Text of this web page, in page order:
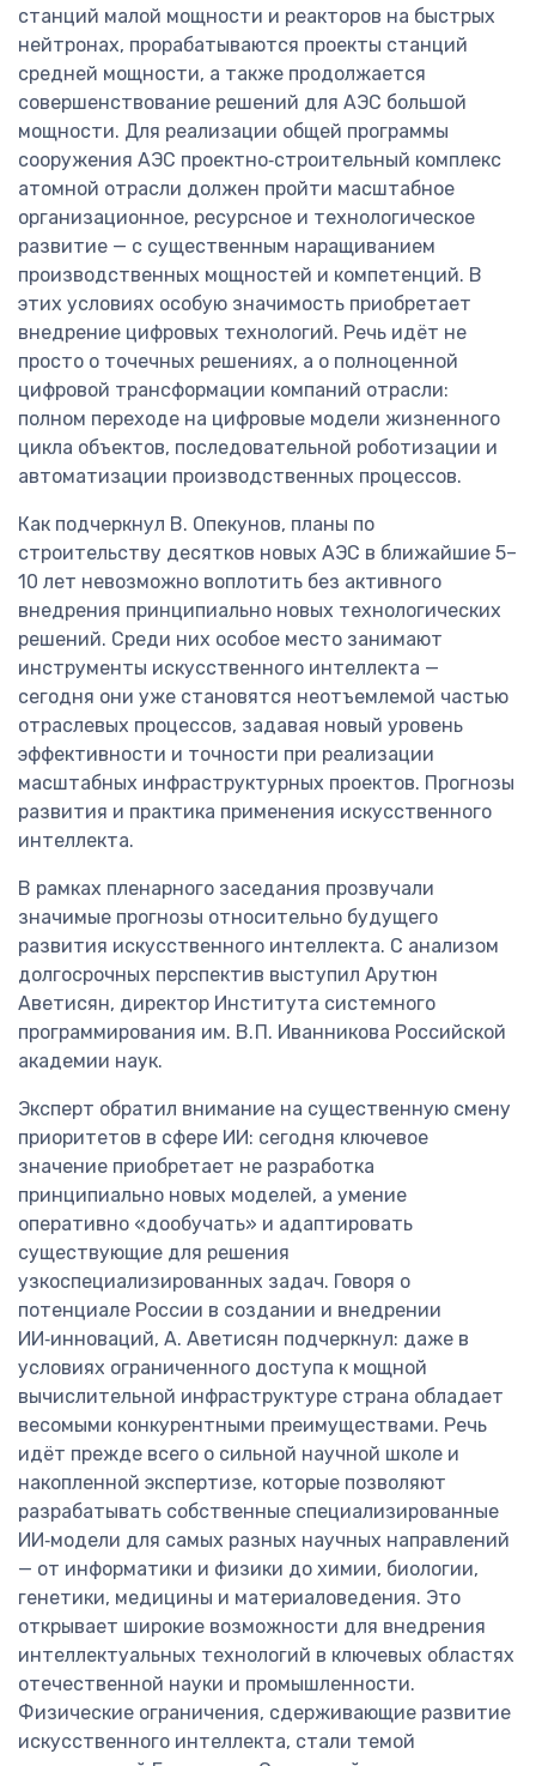
станций малой мощности и реакторов на быстрых
нейтронах, прорабатываются проекты станций
средней мощности, а также продолжается
совершенствование решений для АЭС большой
мощности. Для реализации общей программы
сооружения АЭС проектно‑строительный комплекс
атомной отрасли должен пройти масштабное
организационное, ресурсное и технологическое
развитие — с существенным наращиванием
производственных мощностей и компетенций. В
этих условиях особую значимость приобретает
внедрение цифровых технологий. Речь идёт не
просто о точечных решениях, а о полноценной
цифровой трансформации компаний отрасли:
полном переходе на цифровые модели жизненного
цикла объектов, последовательной роботизации и
автоматизации производственных процессов.
Как подчеркнул В. Опекунов, планы по
строительству десятков новых АЭС в ближайшие 5–
10 лет невозможно воплотить без активного
внедрения принципиально новых технологических
решений. Среди них особое место занимают
инструменты искусственного интеллекта —
сегодня они уже становятся неотъемлемой частью
отраслевых процессов, задавая новый уровень
эффективности и точности при реализации
масштабных инфраструктурных проектов. Прогнозы
развития и практика применения искусственного
интеллекта.
В рамках пленарного заседания прозвучали
значимые прогнозы относительно будущего
развития искусственного интеллекта. С анализом
долгосрочных перспектив выступил Арутюн
Аветисян, директор Института системного
программирования им. В. П. Иванникова Российской
академии наук.
Эксперт обратил внимание на существенную смену
приоритетов в сфере ИИ: сегодня ключевое
значение приобретает не разработка
принципиально новых моделей, а умение
оперативно «дообучать» и адаптировать
существующие для решения
узкоспециализированных задач. Говоря о
потенциале России в создании и внедрении
ИИ‑инноваций, А. Аветисян подчеркнул: даже в
условиях ограниченного доступа к мощной
вычислительной инфраструктуре страна обладает
весомыми конкурентными преимуществами. Речь
идёт прежде всего о сильной научной школе и
накопленной экспертизе, которые позволяют
разрабатывать собственные специализированные
ИИ‑модели для самых разных научных направлений
— от информатики и физики до химии, биологии,
генетики, медицины и материаловедения. Это
открывает широкие возможности для внедрения
интеллектуальных технологий в ключевых областях
отечественной науки и промышленности.
Физические ограничения, сдерживающие развитие
искусственного интеллекта, стали темой